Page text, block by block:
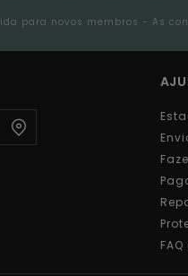
para novos membros - As